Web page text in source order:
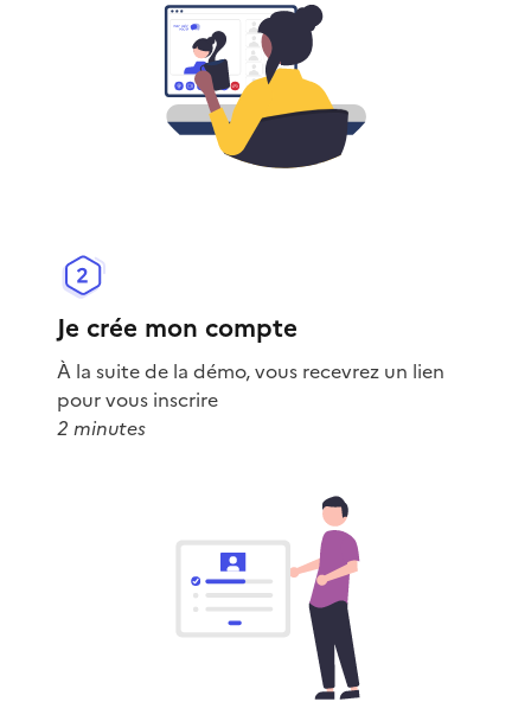
Je crée mon compte
À la suite de la démo, vous recevrez un lien
pour vous inscrire
2 minutes